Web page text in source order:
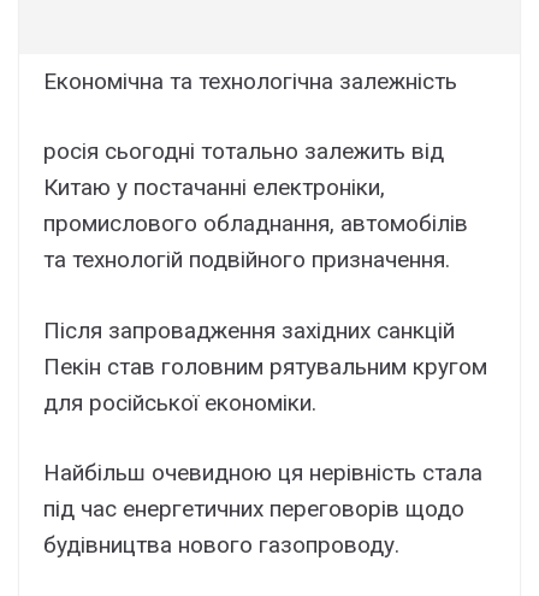
Економічна та технологічна залежність
росія сьогодні тотально залежить від
Китаю у постачанні електроніки,
промислового обладнання, автомобілів
та технологій подвійного призначення.
Після запровадження західних санкцій
Пекін став головним рятувальним кругом
для російської економіки.
Найбільш очевидною ця нерівність стала
під час енергетичних переговорів щодо
будівництва нового газопроводу.